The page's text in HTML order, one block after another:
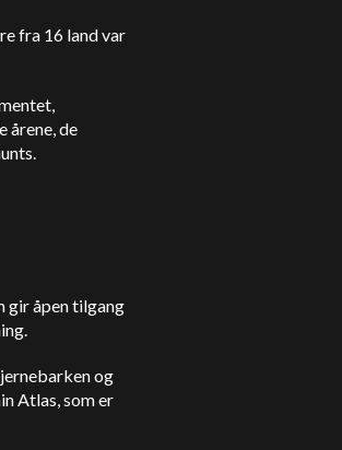
fra 16 land var
årene, de
gir åpen tilgang
og
Atlas, som er